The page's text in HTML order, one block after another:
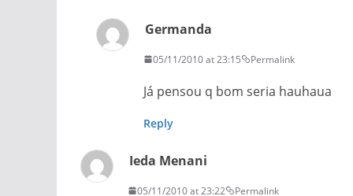
Germanda
05/11/2010 at 23:15 Permalink
Já pensou q bom seria hauhaua
Reply
Ieda Menani
05/11/2010 at 23:22 Permalink